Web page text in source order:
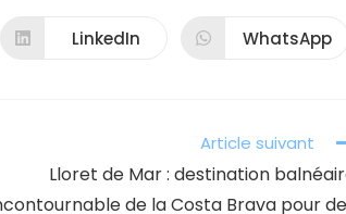
CONTENU Ouvrir
LinkedIn Ouvrir
WhatsApp
Article suivant
Lloret de Mar : destination
de la Costa Brava pour